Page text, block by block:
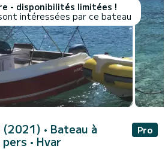
- disponibilités limitées !
intéressées par ce bateau
(2021) • Bateau à
• Hvar
Pro